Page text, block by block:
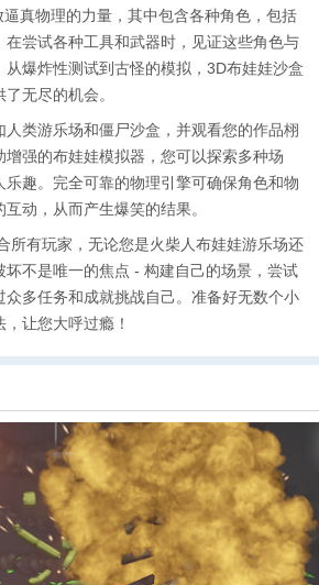
真物理的力量，其中包含各种角色，包括
在尝试各种工具和武器时，见证这些角色与
爆炸性测试到古怪的模拟，3D布娃娃沙盒
无尽的机会。
人类游乐场和僵尸沙盒，并观看您的作品栩
强的布娃娃模拟器，您可以探索多种场
趣。完全可靠的物理引擎可确保角色和物
动，从而产生爆笑的结果。
所有玩家，无论您是火柴人布娃娃游乐场还
坏不是唯一的焦点 - 构建自己的场景，尝试
众多任务和成就挑战自己。准备好无数个小
让您大呼过瘾！